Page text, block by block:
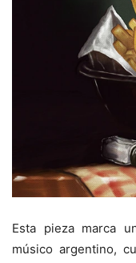
Esta pieza marca
músico argentino,